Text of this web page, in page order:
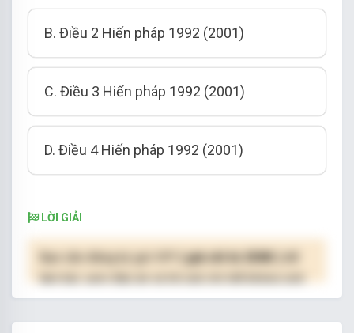
B. Điều 2 Hiến pháp 1992 (2001)
C. Điều 3 Hiến pháp 1992 (2001)
D. Điều 4 Hiến pháp 1992 (2001)
LỜI GIẢI
( giá chỉ từ 250K )
hạn.